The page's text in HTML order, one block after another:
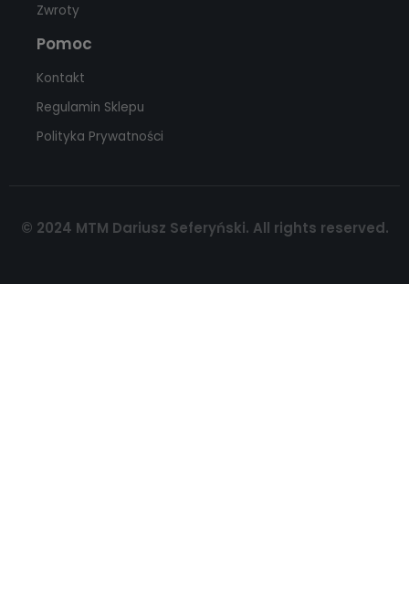
Zwroty
Pomoc
Kontakt
Regulamin Sklepu
Polityka Prywatności
© 2024 MTM Dariusz Seferyński. All rights reserved.